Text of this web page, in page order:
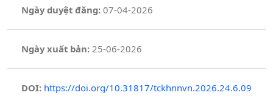
Ngày duyệt đăng:07-04-2026
Ngày xuất bản: 25-06-2026
DOI: https://doi.org/10.31817/tckhnnvn.2026.24.6.09